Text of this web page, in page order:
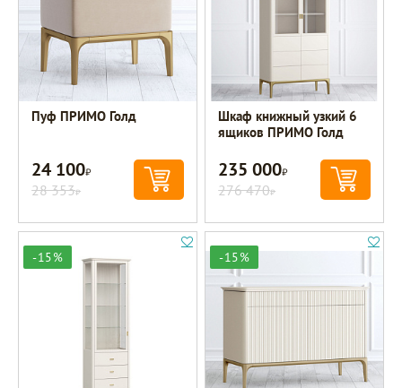
Пуф ПРИМО Голд
24 100Р
28 353Р
Шкаф книжный узкий 6
ящиков ПРИМО Голд
235 000Р
276 470Р
-15% -15%